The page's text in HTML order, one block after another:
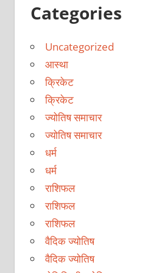
Categories
Uncategorized
आस्था
क्रिकेट
क्रिकेट
ज्योतिष समाचार
ज्योतिष समाचार
धर्म
धर्म
राशिफल
राशिफल
राशिफल
वैदिक ज्योतिष
वैदिक ज्योतिष